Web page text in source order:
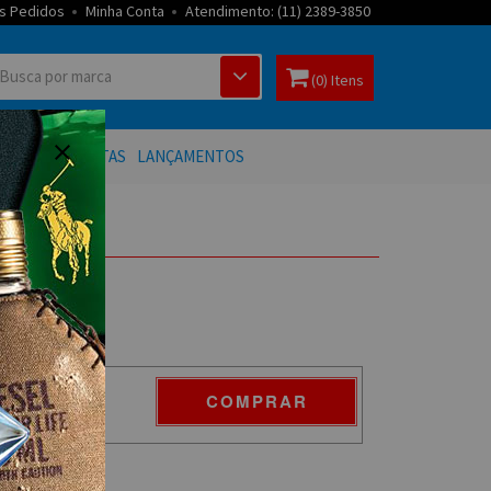
Pedidos Minha Conta Atendimento: (11) 2389-3850
(0) Itens
OFERTAS LANÇAMENTOS
COMPRAR